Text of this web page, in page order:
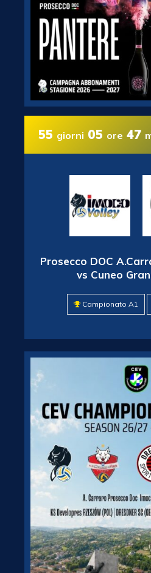
55 giorni 05 ore 47
Prosecco DOC
vs Cuneo
Campionato A1